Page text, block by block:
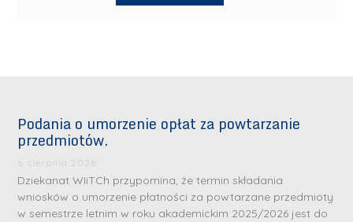
Podania o umorzenie opłat za powtarzanie
przedmiotów.
6 sierpnia 2026
Dziekanat WIiTCh przypomina, że termin składania
wniosków o umorzenie płatności za powtarzane przedmioty
w semestrze letnim w roku akademickim 2025/2026 jest do